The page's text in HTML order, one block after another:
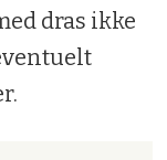
dras ikke